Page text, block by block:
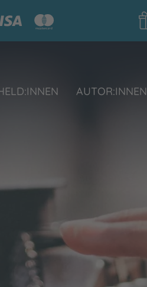
AUTOR:INNEN